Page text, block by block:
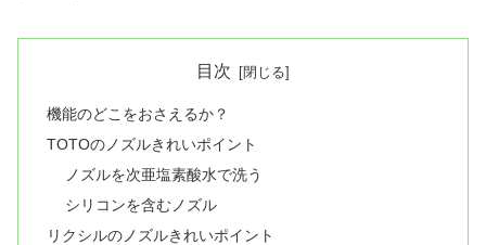
目次
機能のどこをおさえるか？
TOTOのノズルきれいポイント
ノズルを次亜塩素酸水で洗う
シリコンを含むノズル
リクシルのノズルきれいポイント